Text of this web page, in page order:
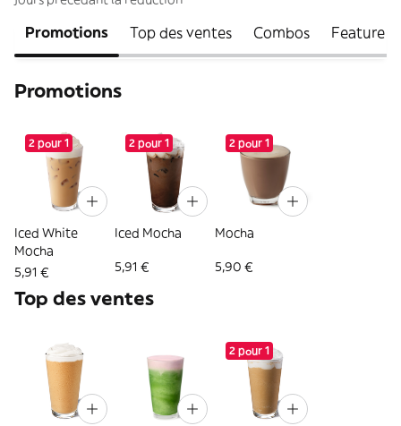
Promotions Top des ventes Combos Feature
Promotions
2 pour 1
Iced White
Mocha
5,91 €
2 pour 1
Iced Mocha
5,91 €
2 pour 1
Mocha
5,90 €
Top des ventes
2 pour 1